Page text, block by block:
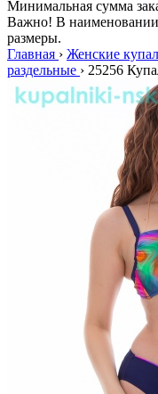
Минимальная сумма
Важно! В наименовании
размеры.
Главная › Женские
раздельные › 25256